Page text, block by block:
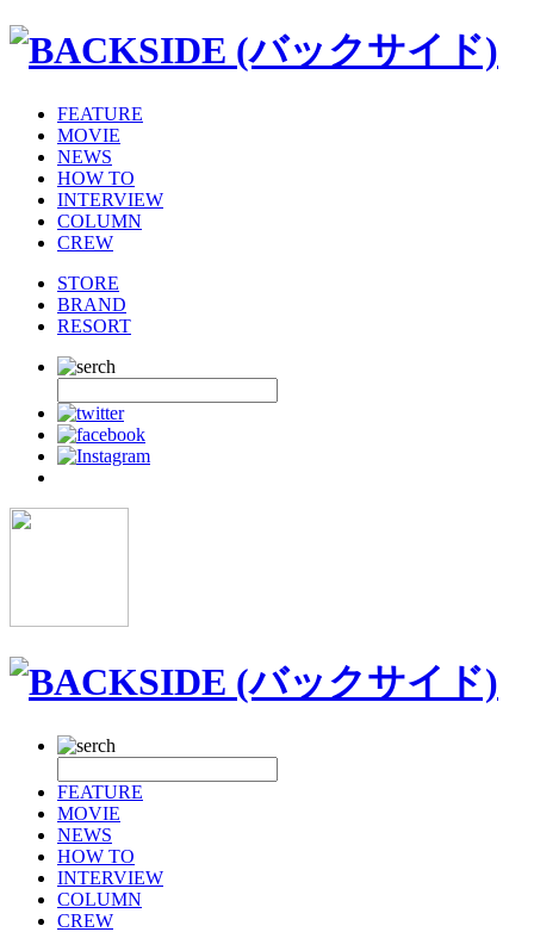
FEATURE
MOVIE
NEWS
HOW TO
INTERVIEW
COLUMN
CREW
STORE
BRAND
RESORT
FEATURE
MOVIE
NEWS
HOW TO
INTERVIEW
COLUMN
CREW